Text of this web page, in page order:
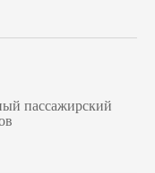
пассажирский